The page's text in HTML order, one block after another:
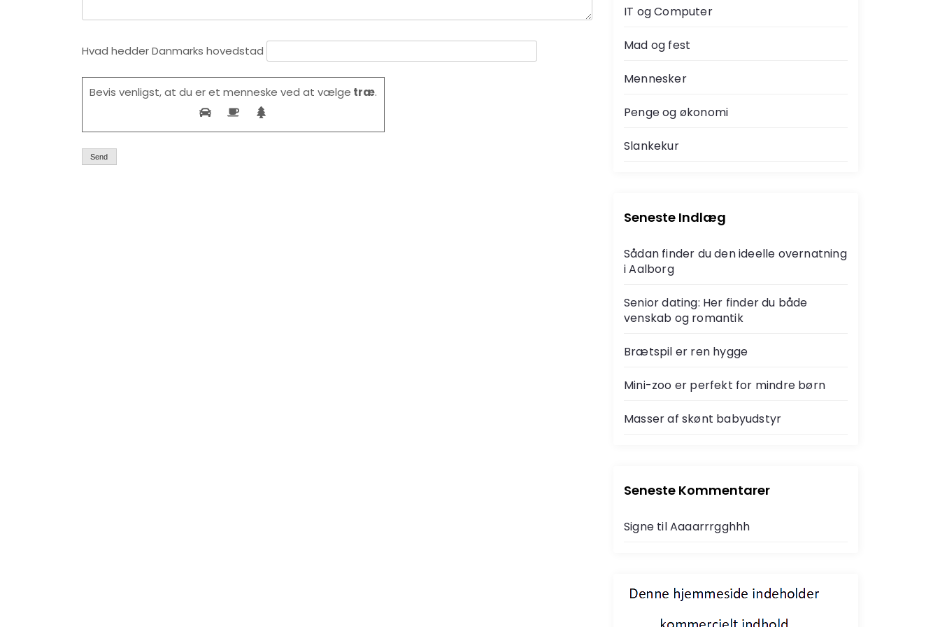
Hvad hedder Danmarks hovedstad
Bevis venligst, at du er et menneske ved at vælge træ.
IT og Computer
Mad og fest
Mennesker
Penge og økonomi
Slankekur
Seneste Indlæg
Sådan finder du den ideelle overnatning
i Aalborg
Senior dating: Her finder du både
venskab og romantik
Brætspil er ren hygge
Mini-zoo er perfekt for mindre børn
Masser af skønt babyudstyr
Seneste Kommentarer
Signe tilAaaarrrgghhh